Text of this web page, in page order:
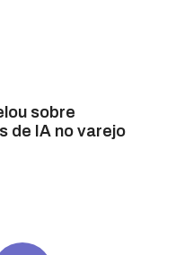
sobre
de IA no varejo